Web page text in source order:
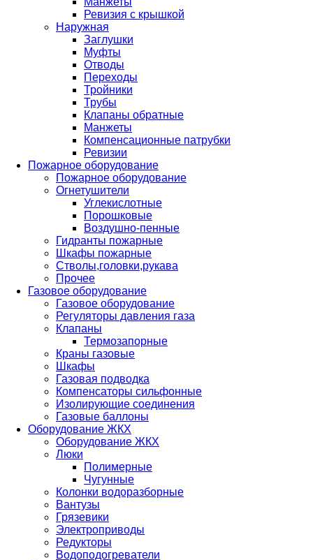
Ревизия с крышкой
Наружная
Заглушки
Муфты
Отводы
Переходы
Тройники
Трубы
Клапаны обратные
Манжеты
Компенсационные патрубки
Ревизии
Пожарное оборудование
Пожарное оборудование
Огнетушители
Углекислотные
Порошковые
Воздушно-пенные
Гидранты пожарные
Шкафы пожарные
Стволы,головки,рукава
Прочее
Газовое оборудование
Газовое оборудование
Регуляторы давления газа
Клапаны
Термозапорные
Краны газовые
Шкафы
Газовая подводка
Компенсаторы сильфонные
Изолирующие соединения
Газовые баллоны
Оборудование ЖКХ
Оборудование ЖКХ
Люки
Полимерные
Чугунные
Колонки водоразборные
Вантузы
Грязевики
Электроприводы
Редукторы
Водоподогреватели